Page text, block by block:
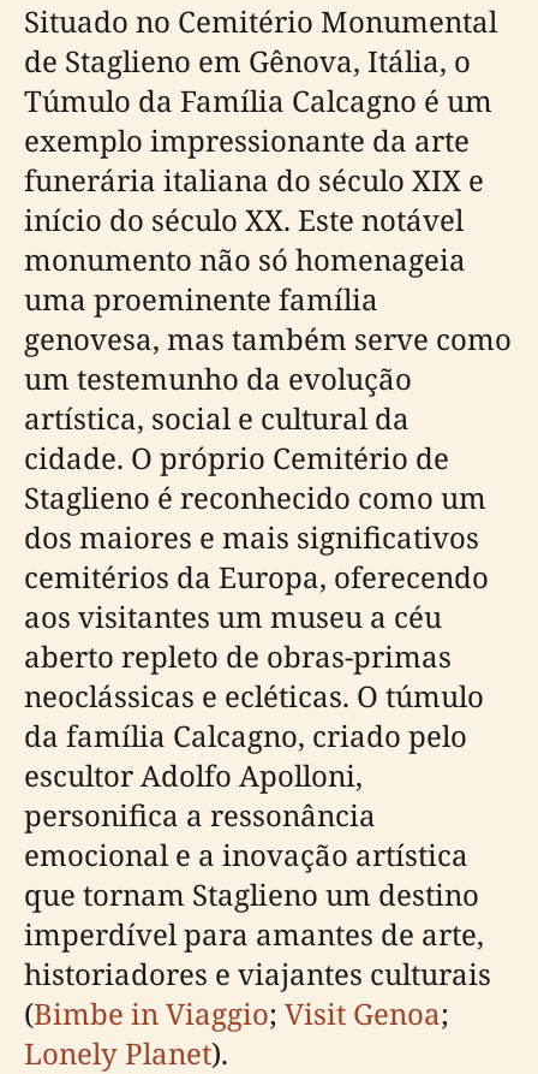
Situado no Cemitério Monumental
de Staglieno em Gênova, Itália, o
Túmulo da Família Calcagno é um
exemplo impressionante da arte
funerária italiana do século XIX e
início do século XX. Este notável
monumento não só homenageia
uma proeminente família
genovesa, mas também serve como
um testemunho da evolução
artística, social e cultural da
cidade. O próprio Cemitério de
Staglieno é reconhecido como um
dos maiores e mais significativos
cemitérios da Europa, oferecendo
aos visitantes um museu a céu
aberto repleto de obras-primas
neoclássicas e ecléticas. O túmulo
da família Calcagno, criado pelo
escultor Adolfo Apolloni,
personifica a ressonância
emocional e a inovação artística
que tornam Staglieno um destino
imperdível para amantes de arte,
historiadores e viajantes culturais
(Bimbe in Viaggio; Visit Genoa;
Lonely Planet).